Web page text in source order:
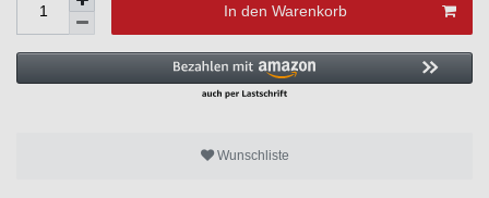
In den Warenkorb
Wunschliste